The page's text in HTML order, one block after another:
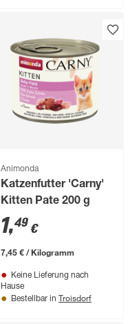
Animonda
Katzenfutter 'Carny'
Kitten Pate 200 g
1,49 €
7,45 € / Kilogramm
Keine Lieferung nach
Hause
Bestellbar in Troisdorf